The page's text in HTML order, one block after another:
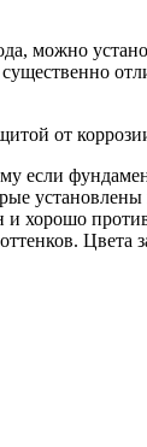
можно
от
если
хорошо
Цвета